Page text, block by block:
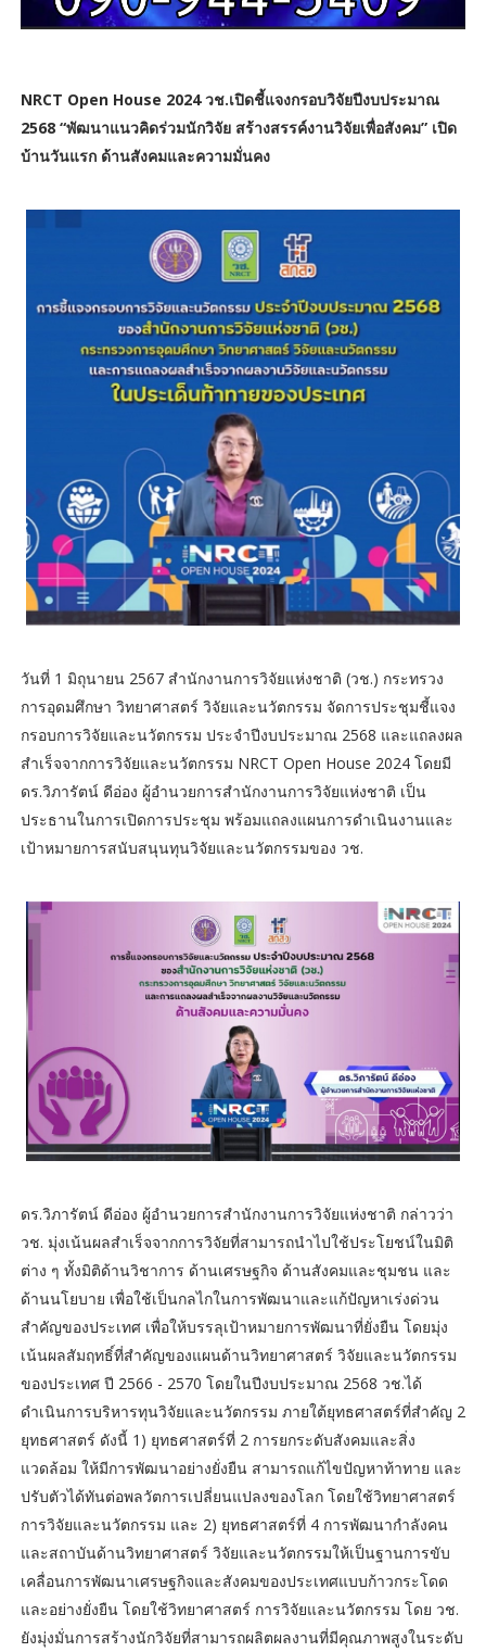
NRCT Open House 2024 วช.เปิดชี้แจงกรอบวิจัยปีงบประมาณ
2568 “พัฒนาแนวคิดร่วมนักวิจัย สร้างสรรค์งานวิจัยเพื่อสังคม” เปิด
บ้านวันแรก ด้านสังคมและความมั่นคง
วันที่ 1 มิถุนายน 2567 สำนักงานการวิจัยแห่งชาติ (วช.) กระทรวง
การอุดมศึกษา วิทยาศาสตร์ วิจัยและนวัตกรรม จัดการประชุมชี้แจง
กรอบการวิจัยและนวัตกรรม ประจำปีงบประมาณ 2568 และแถลงผล
สำเร็จจากการวิจัยและนวัตกรรม NRCT Open House 2024 โดยมี
ดร.วิภารัตน์ ดีอ่อง ผู้อำนวยการสำนักงานการวิจัยแห่งชาติ เป็น
ประธานในการเปิดการประชุม พร้อมแถลงแผนการดำเนินงานและ
เป้าหมายการสนับสนุนทุนวิจัยและนวัตกรรมของ วช.
ดร.วิภารัตน์ ดีอ่อง ผู้อำนวยการสำนักงานการวิจัยแห่งชาติ กล่าวว่า
วช. มุ่งเน้นผลสำเร็จจากการวิจัยที่สามารถนำไปใช้ประโยชน์ในมิติ
ต่าง ๆ ทั้งมิติด้านวิชาการ ด้านเศรษฐกิจ ด้านสังคมและชุมชน และ
ด้านนโยบาย เพื่อใช้เป็นกลไกในการพัฒนาและแก้ปัญหาเร่งด่วน
สำคัญของประเทศ เพื่อให้บรรลุเป้าหมายการพัฒนาที่ยั่งยืน โดยมุ่ง
เน้นผลสัมฤทธิ์ที่สำคัญของแผนด้านวิทยาศาสตร์ วิจัยและนวัตกรรม
ของประเทศ ปี 2566 - 2570 โดยในปีงบประมาณ 2568 วช.ได้
ดำเนินการบริหารทุนวิจัยและนวัตกรรม ภายใต้ยุทธศาสตร์ที่สำคัญ 2
ยุทธศาสตร์ ดังนี้ 1) ยุทธศาสตร์ที่ 2 การยกระดับสังคมและสิ่ง
แวดล้อม ให้มีการพัฒนาอย่างยั่งยืน สามารถแก้ไขปัญหาท้าทาย และ
ปรับตัวได้ทันต่อพลวัตการเปลี่ยนแปลงของโลก โดยใช้วิทยาศาสตร์
การวิจัยและนวัตกรรม และ 2) ยุทธศาสตร์ที่ 4 การพัฒนากำลังคน
และสถาบันด้านวิทยาศาสตร์ วิจัยและนวัตกรรมให้เป็นฐานการขับ
เคลื่อนการพัฒนาเศรษฐกิจและสังคมของประเทศแบบก้าวกระโดด
และอย่างยั่งยืน โดยใช้วิทยาศาสตร์ การวิจัยและนวัตกรรม โดย วช.
ยังมุ่งมั่นการสร้างนักวิจัยที่สามารถผลิตผลงานที่มีคุณภาพสูงในระดับ